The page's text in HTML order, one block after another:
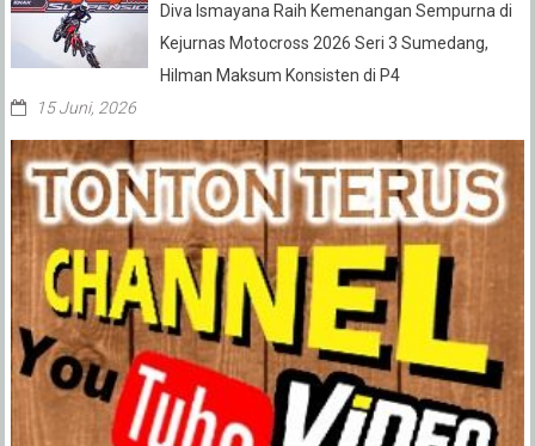
Diva Ismayana Raih Kemenangan Sempurna di
Kejurnas Motocross 2026 Seri 3 Sumedang,
Hilman Maksum Konsisten di P4
15 Juni, 2026